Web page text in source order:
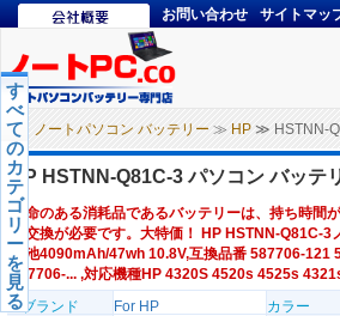
お問い合わせ サイトマッ
ノートパソコン バッテリー ≫ HP ≫ HSTNN-
す
べ
て
の
カ
テ
ゴ
リ
ー
を
見
る
HP HSTNN-Q81C-3 パソコン バッテ
寿命のある消耗品であるバッテリーは、持ち時間
ー交換が必要です。大特価！ HP HSTNN-Q81C-3
電池4090mAh/47wh 10.8V,互換品番 587706-121
587706-... ,対応機種HP 4320S 4520s 4525s
のブランド
For HP カラー